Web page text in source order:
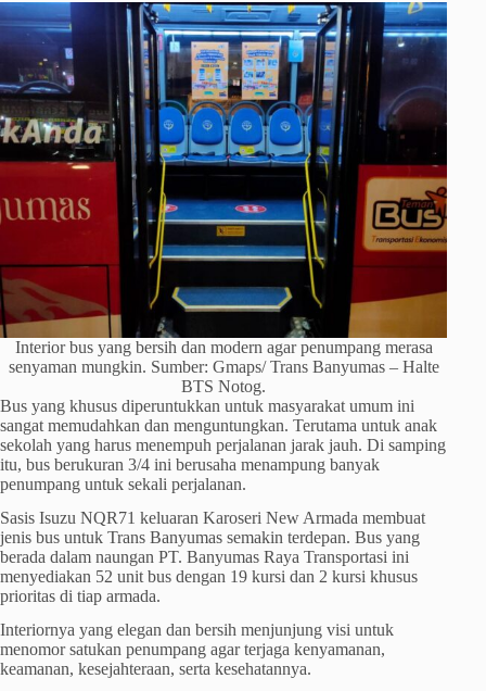
Interior bus yang bersih dan modern agar penumpang merasa
senyaman mungkin. Sumber: Gmaps/ Trans Banyumas – Halte
BTS Notog.
Bus yang khusus diperuntukkan untuk masyarakat umum ini
sangat memudahkan dan menguntungkan. Terutama untuk anak
sekolah yang harus menempuh perjalanan jarak jauh. Di samping
itu, bus berukuran 3/4 ini berusaha menampung banyak
penumpang untuk sekali perjalanan.
Sasis Isuzu NQR71 keluaran Karoseri New Armada membuat
jenis bus untuk Trans Banyumas semakin terdepan. Bus yang
berada dalam naungan PT. Banyumas Raya Transportasi ini
menyediakan 52 unit bus dengan 19 kursi dan 2 kursi khusus
prioritas di tiap armada.
Interiornya yang elegan dan bersih menjunjung visi untuk
menomor satukan penumpang agar terjaga kenyamanan,
keamanan, kesejahteraan, serta kesehatannya.